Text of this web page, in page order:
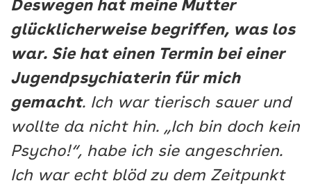
Deswegen hat meine Mutter
glücklicherweise begriffen, was los
war. Sie hat einen Termin bei einer
Jugendpsychiaterin für mich
gemacht. Ich war tierisch sauer und
wollte da nicht hin. „Ich bin doch kein
Psycho!“, habe ich sie angeschrien.
Ich war echt blöd zu dem Zeitpunkt